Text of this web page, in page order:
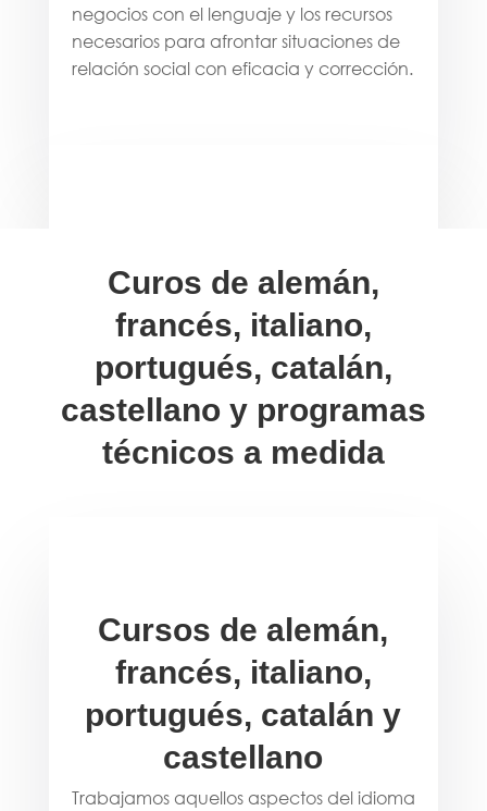
negocios con el lenguaje y los recursos
necesarios para afrontar situaciones de
relación social con eficacia y corrección.
Curos de alemán,
francés, italiano,
portugués, catalán,
castellano y programas
técnicos a medida
Cursos de alemán,
francés, italiano,
portugués, catalán y
castellano
Trabajamos aquellos aspectos del idioma